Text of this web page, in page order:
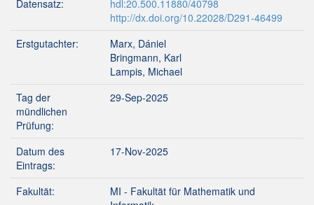
Datensatz:
hdl:20.500.11880/40798
http://dx.doi.org/10.22028/D291-46499
Erstgutachter:
Marx, Dániel
Bringmann, Karl
Lampis, Michael
Tag der
mündlichen
Prüfung:
29-Sep-2025
Datum des
Eintrags:
17-Nov-2025
Fakultät:
MI - Fakultät für Mathematik und